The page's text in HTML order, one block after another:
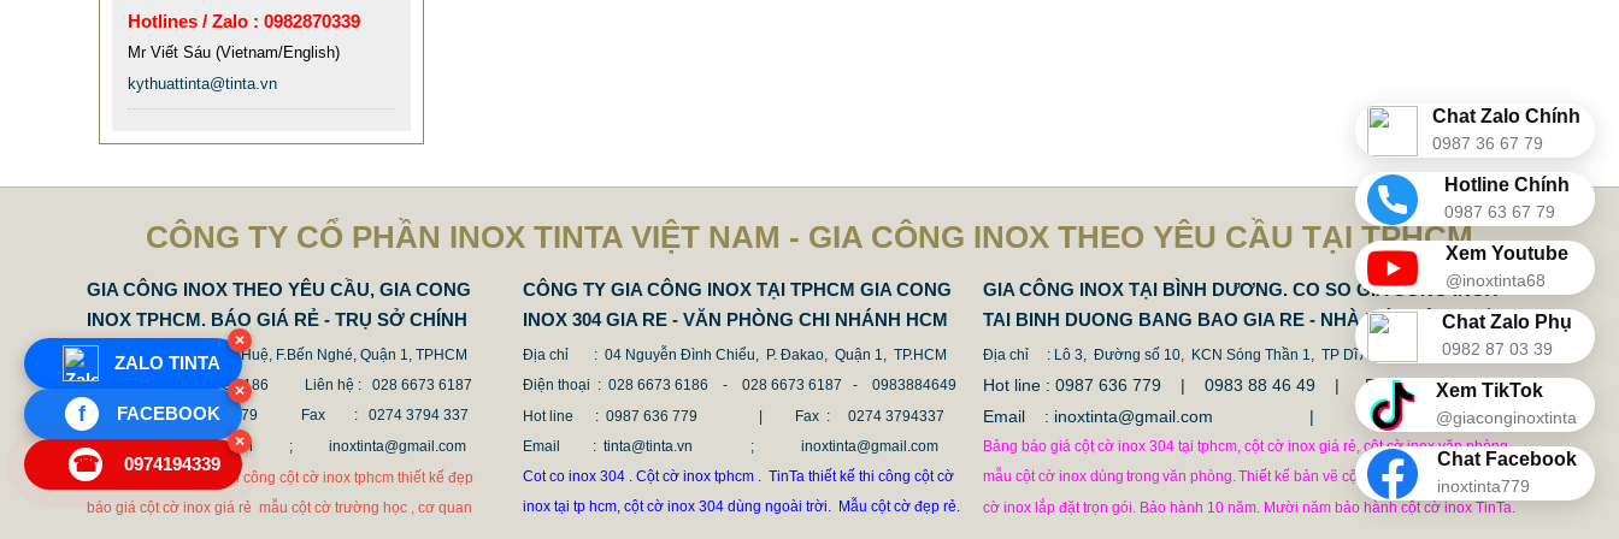
×
ZALO TINTA
×
f FACEBOOK
×
☎ 0974194339
Chat Zalo Chính
0987 36 67 79
Hotline Chính
0987 63 67 79
Xem Youtube
@inoxtinta68
Chat Zalo Phụ
0982 87 03 39
Xem TikTok
@giaconginoxtinta
Chat Facebook
inoxtinta779
Mẫu: COT CHONG VA DAP INOX
CHÂN BÀN ĂN INOX MẠ VÀNG
Hotlines / Zalo : 0982870339
Mr Viết Sáu (Vietnam/English)
kythuattinta@tinta.vn
CÔNG TY CỔ PHẦN INOX TINTA VIỆT NAM - GIA CÔNG INOX THEO YÊU CẦU TẠI TPHCM
GIA CÔNG INOX THEO YÊU CẦU, GIA CONG
INOX TPHCM. BÁO GIÁ RẺ - TRỤ SỞ CHÍNH
Địa chỉ : 68 Nguyễn Huệ, F.Bến Nghé, Quận 1, TPHCM
Điện thoại : 028 6673 6186
Liên hệ : 028 6673 6187
Hotline : 0987 636 779 Fax
: 0274 3794 337
Email : tinta@tinta.vn ;
inoxtinta@gmail.com
Cot co inox 304 hcm thi công cột cờ inox tphcm thiết kế đẹp
báo giá cột cờ inox giá rẻ mẫu cột cờ trường học , cơ quan
CÔNG TY GIA CÔNG INOX TẠI TPHCM GIA CONG
INOX 304 GIA RE - VĂN PHÒNG CHI NHÁNH HCM
Địa chỉ
: 04 Nguyễn Đình Chiểu, P. Đakao, Quận 1, TP.HCM
Điện thoại : 028 6673 6186 - 028 6673 6187 -
0983884649
Hot line
: 0987 636 779 | Fax :
0274 3794337
Email
: tinta@tinta.vn ; inoxtinta@gmail.com
Cot co inox 304 . Cột cờ inox tphcm . TinTa thiết kế thi công cột cờ
inox tại tp hcm, cột cờ inox 304 dùng ngoài trời. Mẫu cột cờ đẹp rẻ.
GIA CÔNG INOX TẠI BÌNH DƯƠNG. CO SO GIA CONG INOX
TAI BINH DUONG BANG BAO GIA RE - NHÀ MÁY SẢN XUẤT
Địa chỉ : Lô 3, Đường số 10, KCN Sóng Thần 1, TP Dĩ An, Tỉnh Bình Duong.
Hot line : 0987 636 779 | 0983 88 46 49 |
Fax: 0274.3794337
Email : inoxtinta@gmail.com | tinta@tinta.vn
Bảng báo giá cột cờ inox 304 tại tphcm, cột cờ inox giá rẻ, cột cờ inox văn phòng,
mẫu cột cờ inox dùng trong văn phòng.Thiết kế bản vẽ cột cờ file cad thi công cột
cờ inox lắp đặt trọn gói. Bảo hành 10 năm. Mười năm bảo hành cột cờ inox TinTa.